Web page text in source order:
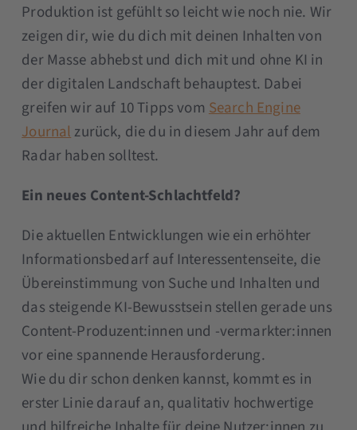
Produktion ist gefühlt so leicht wie noch nie. Wir
zeigen dir, wie du dich mit deinen Inhalten von
der Masse abhebst und dich mit und ohne KI in
der digitalen Landschaft behauptest. Dabei
greifen wir auf 10 Tipps vom Search Engine
Journalzurück, die du in diesem Jahr auf dem
Radar haben solltest.
Ein neues Content-Schlachtfeld?
Die aktuellen Entwicklungen wie ein erhöhter
Informationsbedarf auf Interessentenseite, die
Übereinstimmung von Suche und Inhalten und
das steigende KI-Bewusstsein stellen gerade uns
Content-Produzent:innen und -vermarkter:innen
vor eine spannende Herausforderung.
Wie du dir schon denken kannst, kommt es in
erster Linie darauf an, qualitativ hochwertige